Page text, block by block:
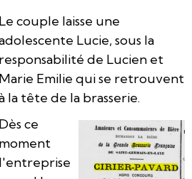
Le couple laisse une
Lucie, sous la
responsabilité de Lucien et
Marie Emilie qui se retrouvent
la tête de la brasserie.
Dès ce
moment
l'entreprise